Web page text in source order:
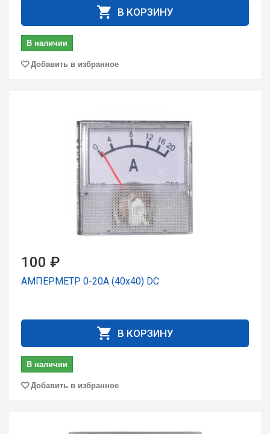
В КОРЗИНУ
В наличии
Добавить в избранное
100 ₽
АМПЕРМЕТР 0-20А (40х40) DC
В КОРЗИНУ
В наличии
Добавить в избранное